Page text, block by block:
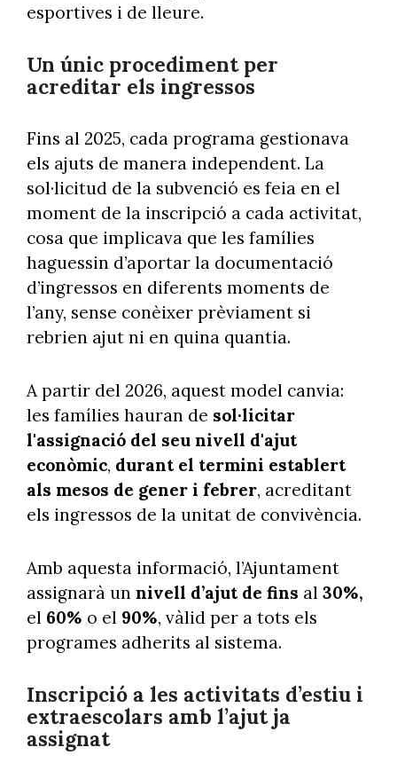
esportives i de lleure.
Un únic procediment per
acreditar els ingressos
Fins al 2025, cada programa gestionava
els ajuts de manera independent. La
sol·licitud de la subvenció es feia en el
moment de la inscripció a cada activitat,
cosa que implicava que les famílies
haguessin d’aportar la documentació
d’ingressos en diferents moments de
l’any, sense conèixer prèviament si
rebrien ajut ni en quina quantia.
A partir del 2026, aquest model canvia:
les famílies hauran de sol·licitar
l'assignació del seu nivell d'ajut
econòmic, durant el termini establert
als mesos de gener i febrer, acreditant
els ingressos de la unitat de convivència.
Amb aquesta informació, l’Ajuntament
assignarà un nivell d’ajut de fins al30%,
el 60% o el 90%, vàlid per a tots els
programes adherits al sistema.
Inscripció a les activitats d’estiu i
extraescolars amb l’ajut ja
assignat